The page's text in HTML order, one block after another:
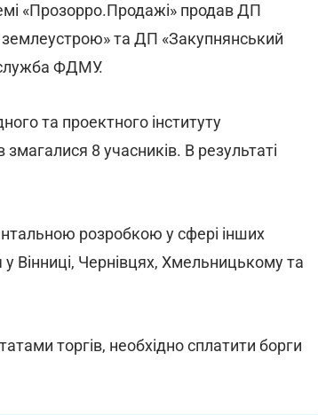
«Прозорро.Продажі» продав ДП
землеустрою» та ДП «Закупнянський
ФДМУ.
та проектного інституту
8 учасників. В результаті
розробкою у сфері інших
Вінниці, Чернівцях, Хмельницькому та
торгів, необхідно сплатити борги